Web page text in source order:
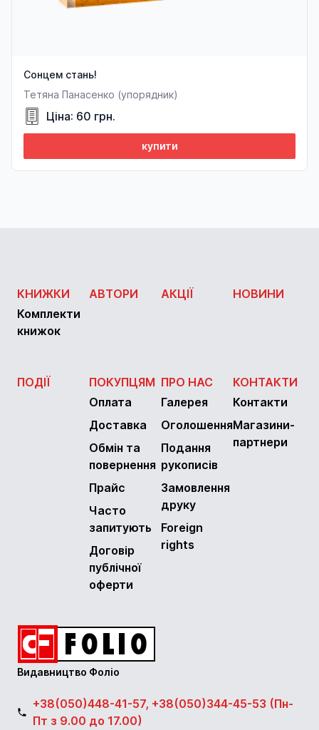
Сонцем стань!
Тетяна Панасенко (упорядник)
Ціна: 60 грн.
купити
КНИЖКИ
Комплекти
книжок
АВТОРИ АКЦІЇ НОВИНИ
ПОДІЇ
ПОКУПЦЯМ
Оплата
Доставка
Обмін та
повернення
Прайс
Часто
запитують
Договір
публічної
оферти
ПРО НАС
Галерея
Оголошення
Подання
рукописів
Замовлення
друку
Foreign
rights
КОНТАКТИ
Контакти
Магазини-
партнери
Видавництво Фоліо
+38(050)448-41-57, +38(050)344-45-53 (Пн-
Пт з 9.00 до 17.00)